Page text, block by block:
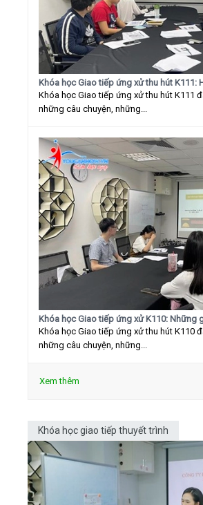
Khóa học Giao tiếp ứng xử thu hút K111:
Khóa học Giao tiếp ứng xử thu hút K111
những câu chuyện, những...
Khóa học Giao tiếp ứng xử K110: Những
Khóa học Giao tiếp ứng xử thu hút K110
những câu chuyện, những...
Xem thêm
Khóa học giao tiếp thuyết trình